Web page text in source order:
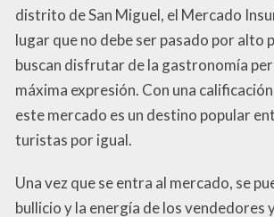
distrito de San Miguel, el Mercado
lugar que no debe ser pasado por alto
buscan disfrutar de la gastronomía
máxima expresión. Con una
este mercado es un destino popular
turistas por igual.
Una vez que se entra al mercado, se
bullicio y la energía de los vendedores